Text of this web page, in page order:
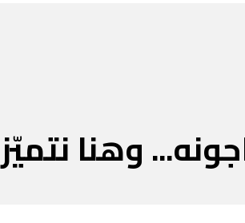
وهنا نتميّز